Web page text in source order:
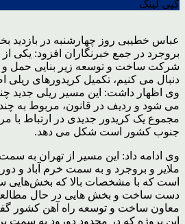
کپی لینک
عباس خطیبی روز چهارشنبه در بازدید
بروجرد در جمع خبرنگاران افزود: یکی
شرکت ساخت و توسعه زیر بنایی حمل
دنبال می کنیم، تکمیل کریدورهای ریلی
وی اظهار داشت: این مسیر ریلی جدید
می شود و ردیف در قانون، مربوط به
مجموع یک کریدور جدیدی در ارتباط با
جنوب کشور است شکل می دهد.
وی ادامه داد: این مسیر از تهران به
ملایر و بروجرد و به سمت خرم آباد و
است که با مشخصات بالا که بخش‌هایی
دست ساخت و بخش هایی در حال
معاون ساخت و توسعه راه آهن کشور
این پروژه که در محدود دورود به سمت